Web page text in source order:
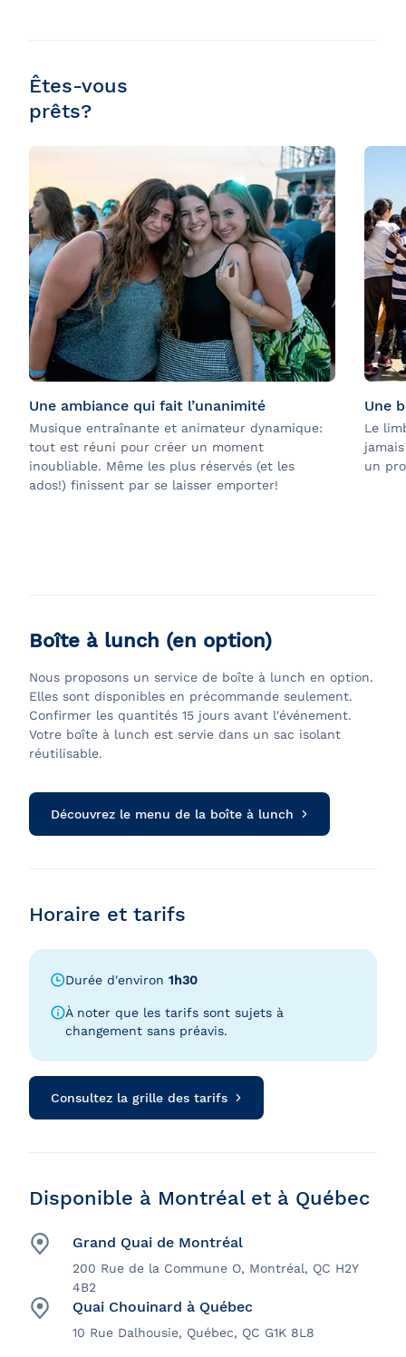
Êtes-vous
prêts?
Une ambiance qui fait l’unanimité
Musique entraînante et animateur dynamique:
tout est réuni pour créer un moment
inoubliable. Même les plus réservés (et les
ados!) finissent par se laisser emporter!
Une
Le
un
Boîte à lunch (en option)
Nous proposons un service de boîte à lunch en option.
Elles sont disponibles en précommande seulement.
Confirmer les quantités 15 jours avant l'événement.
Votre boîte à lunch est servie dans un sac isolant
réutilisable.
Découvrez le menu de la boîte à lunch
Horaire et tarifs
Durée d'environ 1h30
À noter que les tarifs sont sujets à
changement sans préavis.
Consultez la grille des tarifs
Disponible à Montréal et à Québec
Grand Quai de Montréal
200 Rue de la Commune O, Montréal, QC H2Y
4B2
Quai Chouinard à Québec
10 Rue Dalhousie, Québec, QC G1K 8L8